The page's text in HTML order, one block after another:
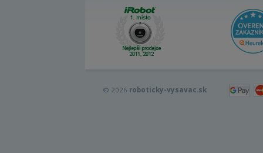
© 2026 roboticky-vysavac.sk